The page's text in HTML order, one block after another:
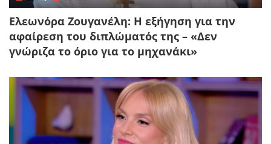
Ελεωνόρα Ζουγανέλη: Η εξήγηση για την
αφαίρεση του διπλώματός της – «Δεν
γνώριζα το όριο για το μηχανάκι»